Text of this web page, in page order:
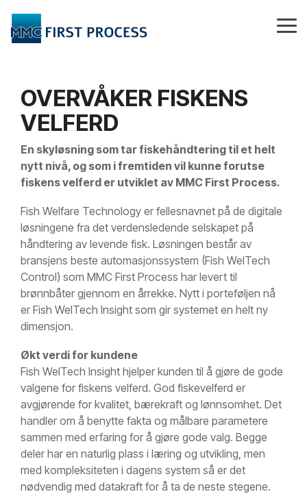
the
main
OVERVÅKER FISKENS
VELFERD
En skyløsning som tar fiskehåndtering til et helt
nytt nivå, og som i fremtiden vil kunne forutse
fiskens velferd er utviklet av MMC First Process.
Fish Welfare Technology er fellesnavnet på de digitale
løsningene fra det verdensledende selskapet på
håndtering av levende fisk. Løsningen består av
bransjens beste automasjonssystem (Fish WelTech
Control) som MMC First Process har levert til
brønnbåter gjennom en årrekke. Nytt i porteføljen nå
er Fish WelTech Insight som gir systemet en helt ny
dimensjon.
Økt verdi for kundene
Fish WelTech Insight hjelper kunden til å gjøre de gode
valgene for fiskens velferd. God fiskevelferd er
avgjørende for kvalitet, bærekraft og lønnsomhet. Det
handler om å benytte fakta og målbare parametere
sammen med erfaring for å gjøre gode valg. Begge
deler har en naturlig plass i læring og utvikling, men
med kompleksiteten i dagens system så er det
nødvendig med datakraft for å ta de neste stegene.